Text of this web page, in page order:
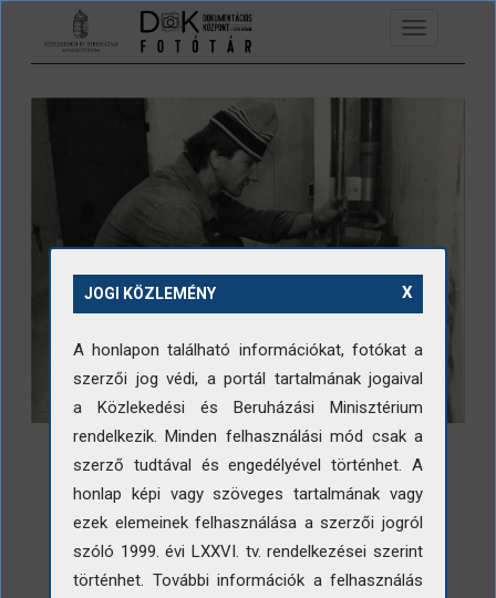
Ugrás a tartalomra
Toggle
navigation
X
JOGI KÖZLEMÉNY
A honlapon található információkat, fotókat a
szerzői jog védi, a portál tartalmának jogaival
a Közlekedési és Beruházási Minisztérium
rendelkezik. Minden felhasználási mód csak a
szerző tudtával és engedélyével történhet. A
honlap képi vagy szöveges tartalmának vagy
ezek elemeinek felhasználása a szerzői jogról
szóló 1999. évi LXXVI. tv. rendelkezései szerint
történhet. További információk a felhasználás